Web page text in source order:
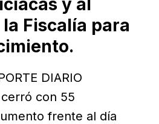
y al
Fiscalía para
DIARIO
con 55
frente al día